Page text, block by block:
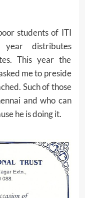
students of ITI
distributes
This year the
me to preside
Such of those
and who can
he is doing it.